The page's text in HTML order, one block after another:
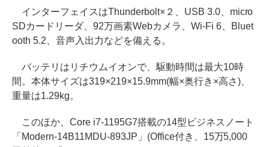
インターフェイスはThunderbolt×２、USB 3.0、micro
SDカードリーダ、92万画素Webカメラ、Wi-Fi 6、Bluet
ooth 5.2、音声入出力などを備える。
バッテリはリチウムイオンで、駆動時間は最大10時
間。本体サイズは319×219×15.9mm(幅×奥行き×高さ)、
重量は1.29kg。
このほか、Core i7-1195G7搭載の14型ビジネスノート
「Modern-14B11MDU-893JP」(Office付き、15万5,000